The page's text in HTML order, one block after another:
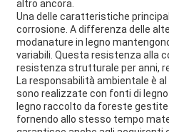
altro ancora.
Una delle caratteristiche
corrosione. A differenza delle
modanature in legno
variabili. Questa resistenza alla
resistenza strutturale per anni,
La responsabilità ambientale è
sono realizzate con fonti di
legno raccolto da foreste
fornendo allo stesso tempo